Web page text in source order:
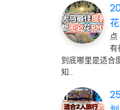
有
到底哪里是适合
知…